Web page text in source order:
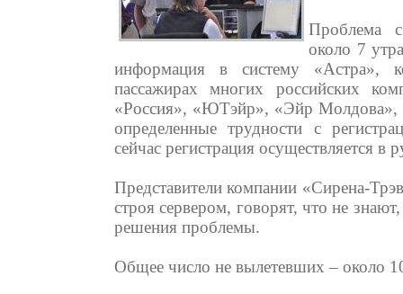
Проблема
около 7
информация в систему «Астра»,
пассажирах многих российских
«Россия», «ЮТэйр», «Эйр Молдова»,
определенные трудности с
сейчас регистрация осуществляется в
Представители компании «Сирена-
строя сервером, говорят, что не
решения проблемы.
Общее число не вылетевших – около